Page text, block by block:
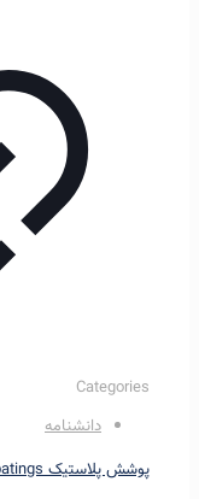
Categories
دانشنامه
پوشش‌ پلاستیک Plastic Coatings